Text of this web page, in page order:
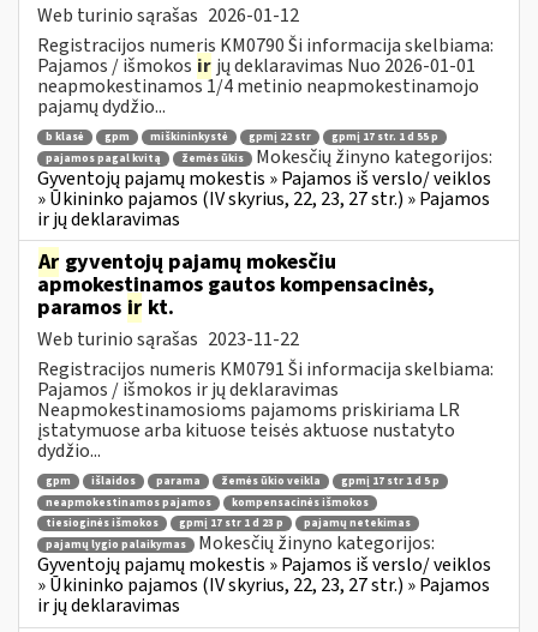
Web turinio sąrašas 2026-01-12
Registracijos numeris KM0790 Ši informacija skelbiama:
Pajamos / išmokos ir jų deklaravimas Nuo 2026-01-01
neapmokestinamos 1/4 metinio neapmokestinamojo
pajamų dydžio...
b klasė gpm miškininkystė gpmį 22 str
gpmį 17 str. 1 d 55 p
pajamos pagal kvitą
žemės ūkis
Mokesčių žinyno kategorijos:
Gyventojų pajamų mokestis » Pajamos iš verslo/ veiklos
» Ūkininko pajamos (IV skyrius, 22, 23, 27 str.) » Pajamos
ir jų deklaravimas
Ar gyventojų pajamų mokesčiu
apmokestinamos gautos kompensacinės,
paramos ir kt.
Web turinio sąrašas 2023-11-22
Registracijos numeris KM0791 Ši informacija skelbiama:
Pajamos / išmokos ir jų deklaravimas
Neapmokestinamosioms pajamoms priskiriama LR
įstatymuose arba kituose teisės aktuose nustatyto
dydžio...
gpm išlaidos parama žemės ūkio veikla
gpmį 17 str 1 d 5 p
neapmokestinamos pajamos
kompensacinės išmokos
tiesioginės išmokos
gpmį 17 str 1 d 23 p
pajamų netekimas
pajamų lygio palaikymas
Mokesčių žinyno kategorijos:
Gyventojų pajamų mokestis » Pajamos iš verslo/ veiklos
» Ūkininko pajamos (IV skyrius, 22, 23, 27 str.) » Pajamos
ir jų deklaravimas